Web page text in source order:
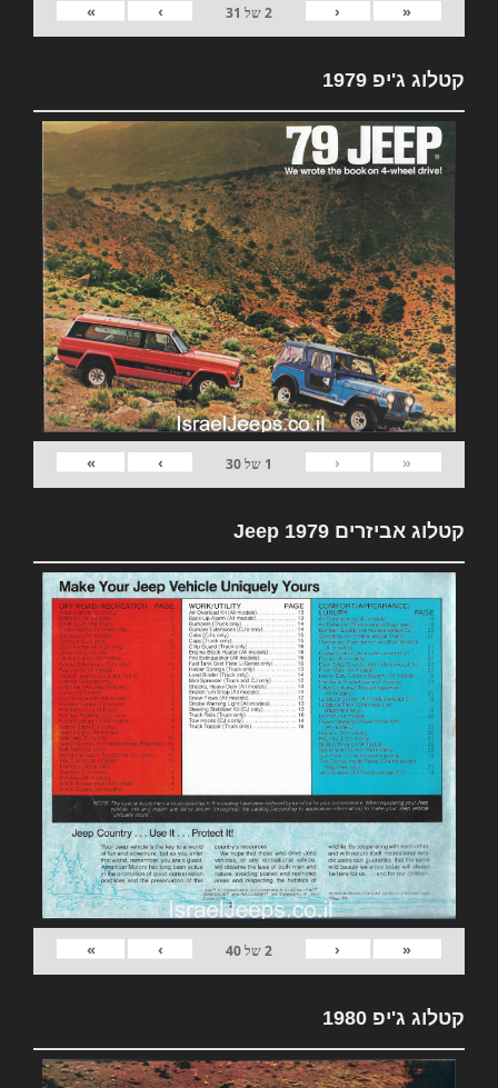
«
‹
2של 31
›
»
קטלוג ג'יפ 1979
«
‹
1 של30
›
»
קטלוג אביזרים 1979 Jeep
«
‹
2של40
›
»
קטלוג ג'יפ 1980